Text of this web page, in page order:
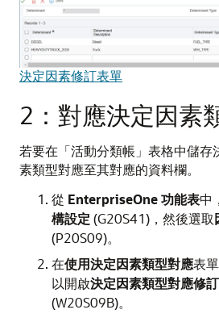
決定因素修訂表單
2：對應決定因素
若要在「活動分類帳」表格中儲存
素類型對應至其對應的資料欄。
從 EnterpriseOne 功能表中
構設定 (G20S41)，然後選取
(P20S09)。
在使用決定因素類型對應表
以開啟決定因素類型對應修訂
(W20S09B)。